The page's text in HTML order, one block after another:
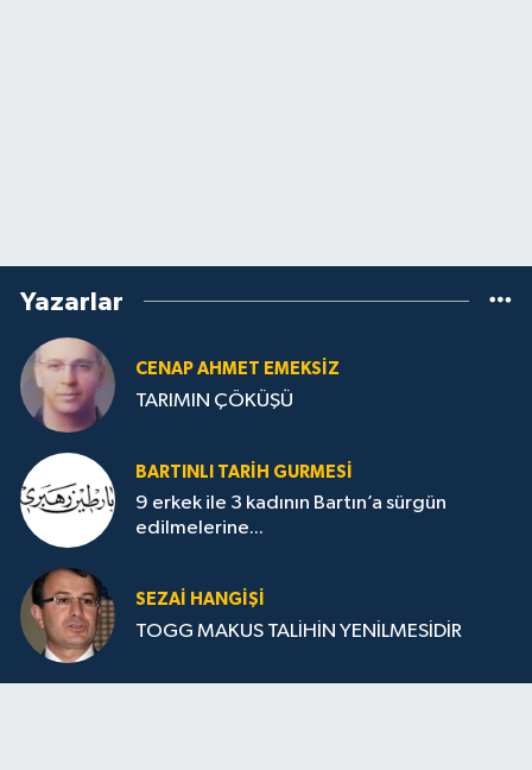
Yazarlar
CENAP AHMET EMEKSİZ
TARIMIN ÇÖKÜŞÜ
BARTINLI TARIH GURMESI
9 erkek ile 3 kadının Bartın’a sürgün
edilmelerine...
SEZAI HANGİŞİ
TOGG MAKUS TALİHİN YENİLMESİDİR